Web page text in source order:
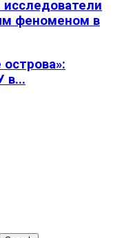
исследователи
феноменом в
острова»:
в...